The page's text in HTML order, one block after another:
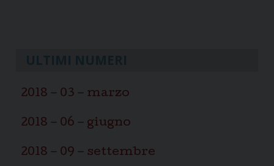
2018 – 03 – marzo
2018 – 06 – giugno
2018 – 09 – settembre